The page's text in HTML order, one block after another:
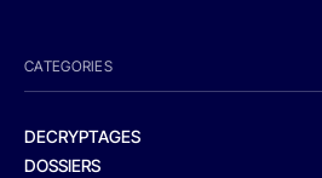
CATEGORIES
DECRYPTAGES
DOSSIERS